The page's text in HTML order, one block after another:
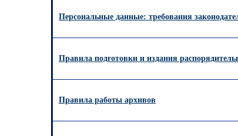
Персональные данные: требования
Правила подготовки и издания
Правила работы архивов